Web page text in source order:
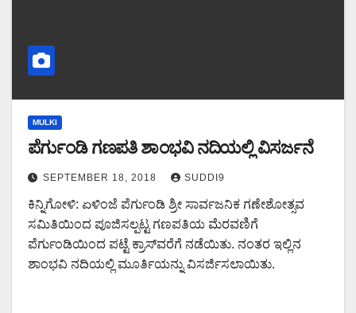
MULKI
ಪೆರ್ಗುಂಡಿ ಗಣಪತಿ ಶಾಂಭವಿ ನದಿಯಲ್ಲಿ ವಿಸರ್ಜನೆ
SEPTEMBER 18, 2018 SUDDI9
ಕಿನ್ನಿಗೋಳಿ: ಏಳಿಂಜೆ ಪೆರ್ಗುಂಡಿ ಶ್ರೀ ಸಾರ್ವಜನಿಕ ಗಣೇಶೋತ್ಸವ
ಸಮಿತಿಯಿಂದ ಪೂಜಿಸಲ್ಪಟ್ಟ ಗಣಪತಿಯ ಮೆರವಣಿಗೆ
ಪೆರ್ಗುಂಡಿಯಿಂದ ಪಟ್ಟೆ ಕ್ರಾಸ್‍ವರೆಗೆ ನಡೆಯಿತು. ನಂತರ ಇಲ್ಲಿನ
ಶಾಂಭವಿ ನದಿಯಲ್ಲಿ ಮೂರ್ತಿಯನ್ನು ವಿಸರ್ಜಿಸಲಾಯಿತು.